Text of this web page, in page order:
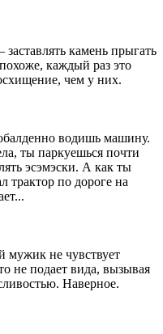
камень прыгать
каждый раз это
чем у них.
водишь машину.
ты паркуешься почти
эсэмэски. А как ты
трактор по дороге на
мужик не чувствует
не подает вида, вызывая
Наверное.